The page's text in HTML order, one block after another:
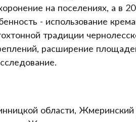
на поселениях, а в
- использование
традиции
расширение
области,